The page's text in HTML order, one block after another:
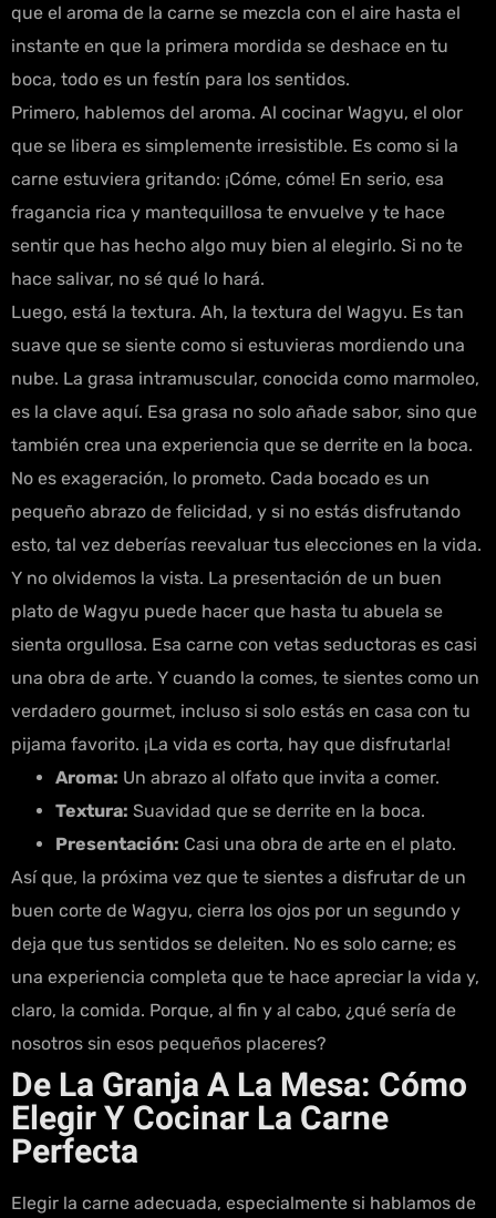
que el aroma de la carne se mezcla con el aire hasta el
instante en que la primera mordida se deshace en tu
boca, todo es un festín para los sentidos.
Primero, hablemos del aroma. Al cocinar Wagyu, el olor
que se libera es simplemente irresistible. Es como si la
carne estuviera gritando: ¡Cóme, cóme! En serio, esa
fragancia rica y mantequillosa te envuelve y te hace
sentir que has hecho algo muy bien al elegirlo. Si no te
hace salivar, no sé qué lo hará.
Luego, está la textura. Ah, la textura del Wagyu. Es tan
suave que se siente como si estuvieras mordiendo una
nube. La grasa intramuscular, conocida como marmoleo,
es la clave aquí. Esa grasa no solo añade sabor, sino que
también crea una experiencia que se derrite en la boca.
No es exageración, lo prometo. Cada bocado es un
pequeño abrazo de felicidad, y si no estás disfrutando
esto, tal vez deberías reevaluar tus elecciones en la vida.
Y no olvidemos la vista. La presentación de un buen
plato de Wagyu puede hacer que hasta tu abuela se
sienta orgullosa. Esa carne con vetas seductoras es casi
una obra de arte. Y cuando la comes, te sientes como un
verdadero gourmet, incluso si solo estás en casa con tu
pijama favorito. ¡La vida es corta, hay que disfrutarla!
Aroma: Un abrazo al olfato que invita a comer.
Textura: Suavidad que se derrite en la boca.
Presentación: Casi una obra de arte en el plato.
Así que, la próxima vez que te sientes a disfrutar de un
buen corte de Wagyu, cierra los ojos por un segundo y
deja que tus sentidos se deleiten. No es solo carne; es
una experiencia completa que te hace apreciar la vida y,
claro, la comida. Porque, al fin y al cabo, ¿qué sería de
nosotros sin esos pequeños placeres?
De La Granja A La Mesa: Cómo
Elegir Y Cocinar La Carne
Perfecta
Elegir la carne adecuada, especialmente si hablamos de